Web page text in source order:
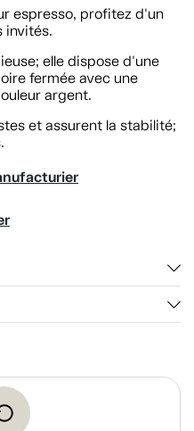
espresso, profitez d'un
invités.
elle dispose d'une
fermée avec une
argent.
et assurent la stabilité;